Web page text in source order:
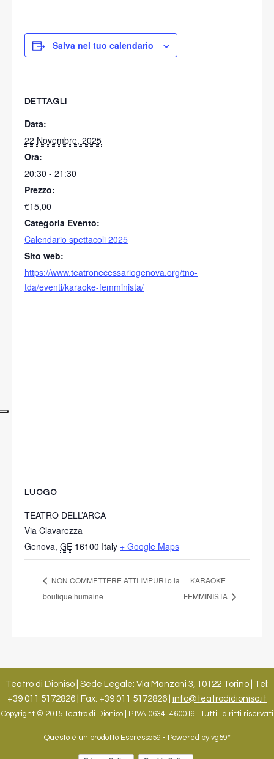
Salva nel tuo calendario
DETTAGLI
Data:
22 Novembre, 2025
Ora:
20:30 - 21:30
Prezzo:
€15,00
Categoria Evento:
Calendario spettacoli 2025
Sito web:
https://www.teatronecessariogenova.org/tno-
tda/eventi/karaoke-femminista/
LUOGO
TEATRO DELL’ARCA
Via Clavarezza
Genova, GE 16100 Italy + Google Maps
NON COMMETTERE ATTI IMPURI o la
boutique humaine
KARAOKE
FEMMINISTA
Teatro di Dioniso | Sede Legale: Via Manzoni 3, 10122 Torino | Tel:
+39 011 5172826 | Fax: +39 011 5172826 | info@teatrodidioniso.it
Copyright © 2015 Teatro di Dioniso | P.IVA 06341460019 | Tutti i diritti riservati
Questo è un prodotto Espresso59 - Powered byvg59*